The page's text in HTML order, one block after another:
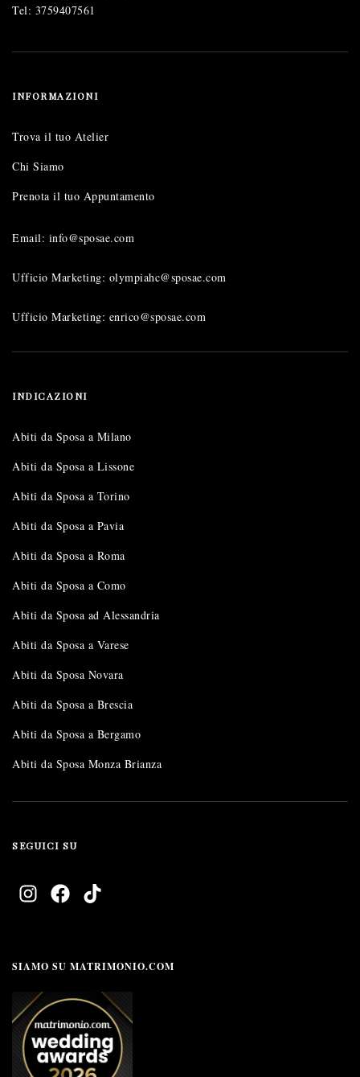
Tel: 3759407561
INFORMAZIONI
Trova il tuo Atelier
Chi Siamo
Prenota il tuo Appuntamento
Email: info@sposae.com
Ufficio Marketing: olympiahc@sposae.com
Ufficio Marketing: enrico@sposae.com
INDICAZIONI
Abiti da Sposa a Milano
Abiti da Sposa a Lissone
Abiti da Sposa a Torino
Abiti da Sposa a Pavia
Abiti da Sposa a Roma
Abiti da Sposa a Como
Abiti da Sposa ad Alessandria
Abiti da Sposa a Varese
Abiti da Sposa Novara
Abiti da Sposa a Brescia
Abiti da Sposa a Bergamo
Abiti da Sposa Monza Brianza
SEGUICI SU
SIAMO SU MATRIMONIO.COM